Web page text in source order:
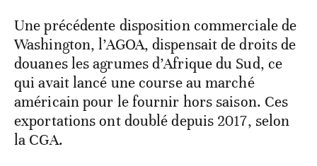
Une précédente disposition commerciale de
Washington, l’AGOA, dispensait de droits de
douanes les agrumes d’Afrique du Sud, ce
qui avait lancé une course au marché
américain pour le fournir hors saison. Ces
exportations ont doublé depuis 2017, selon
la CGA.